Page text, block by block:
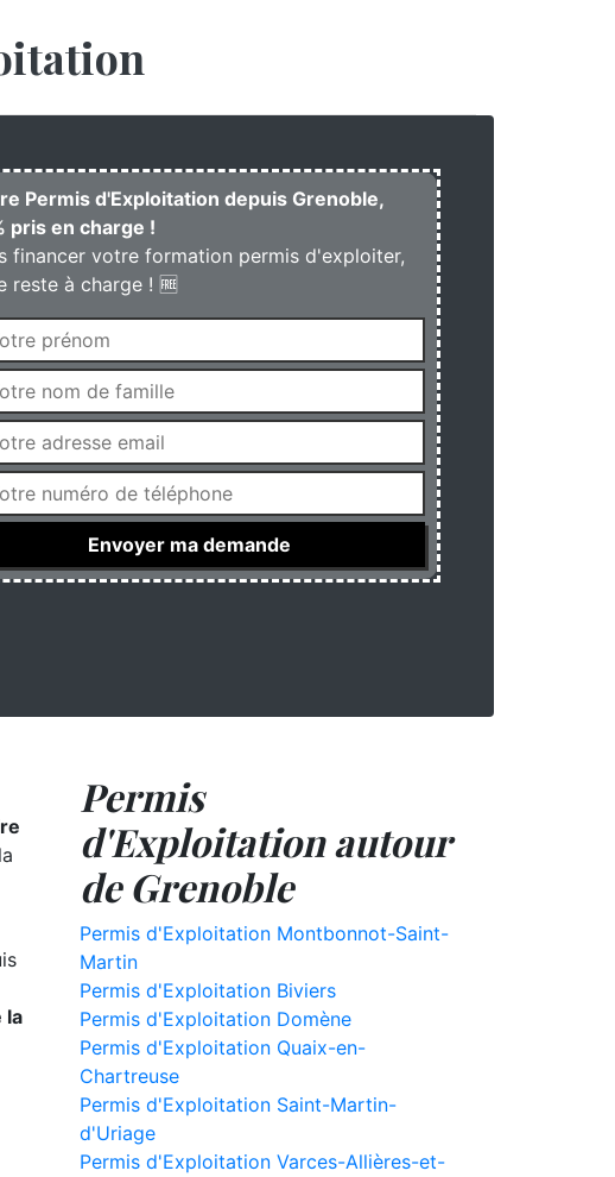
Permis d'Exploitation depuis Grenoble,
pris en charge !
financer votre formation permis d'exploiter,
reste à charge ! 🆓
la
Permis
d'Exploitation autour
de Grenoble
Permis d'Exploitation Montbonnot-Saint-
Martin
Permis d'Exploitation Biviers
Permis d'Exploitation Domène
Permis d'Exploitation Quaix-en-
Chartreuse
Permis d'Exploitation Saint-Martin-
d'Uriage
Permis d'Exploitation Varces-Allières-et-